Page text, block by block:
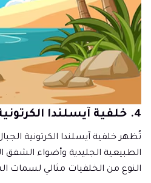
4. خلفية آيسلندا الكرتونية
تُظهر خلفية آيسلندا الكرتونية
الطبيعية الجليدية وأضواء الشفق
النوع من الخلفيات مثالي لسمات